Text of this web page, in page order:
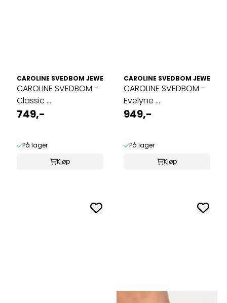
CAROLINE SVEDBOM JEWELRY
CAROLINE SVEDBOM -
Classic ...
749,-
På lager
Kjøp
CAROLINE SVEDBOM JEWELRY
CAROLINE SVEDBOM -
Evelyne ...
949,-
På lager
Kjøp